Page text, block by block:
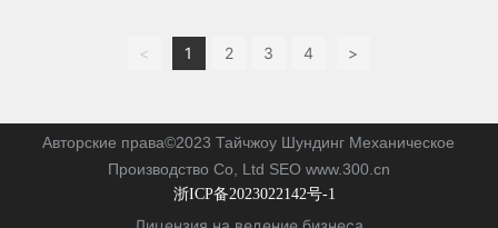
< 1 2 3 4 >
Авторские права©2023 Тайчжоу Шундинг Механическое
Производство Co, Ltd SEO www.300.cn
浙ICP备2023022142号-1